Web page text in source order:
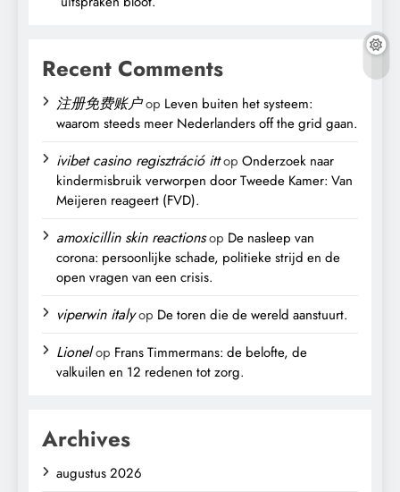
Recent Comments
注册免费账户op Leven buiten het systeem:
waarom steeds meer Nederlanders off the grid gaan.
ivibet casino regisztráció ittop Onderzoek naar
kindermisbruik verworpen door Tweede Kamer: Van
Meijeren reageert (FVD).
amoxicillin skin reactionsop De nasleep van
corona: persoonlijke schade, politieke strijd en de
open vragen van een crisis.
viperwin italyop De toren die de wereld aanstuurt.
Lionelop Frans Timmermans: de belofte, de
valkuilen en 12 redenen tot zorg.
Archives
augustus 2026